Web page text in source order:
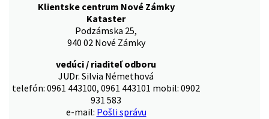
Klientske centrum Nové Zámky
Kataster
Podzámska 25,
940 02 Nové Zámky
vedúci / riaditeľ odboru
JUDr. Silvia Némethová
telefón: 0961 443100, 0961 443101 mobil: 0902
931 583
e-mail: Pošli správu